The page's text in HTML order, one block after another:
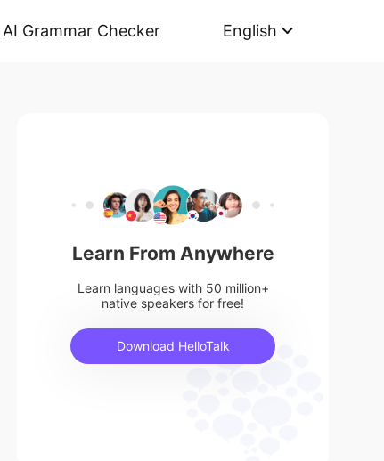
AI Grammar Checker English
Learn From Anywhere
Learn languages with 50 million+
native speakers for free!
Download HelloTalk